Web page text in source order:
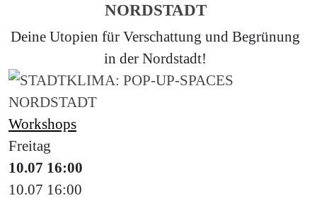
NORDSTADT
Deine Utopien für Verschattung und Begrünung
in der Nordstadt!
Workshops
Freitag
10.07 16:00
10.07 16:00